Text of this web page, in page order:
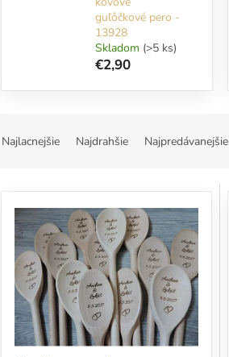
guľôčkové pero -
13928
Skladom (>5 ks)
€2,90
n
Najlacnejšie Najdrahšie Najpredávanejšie
V